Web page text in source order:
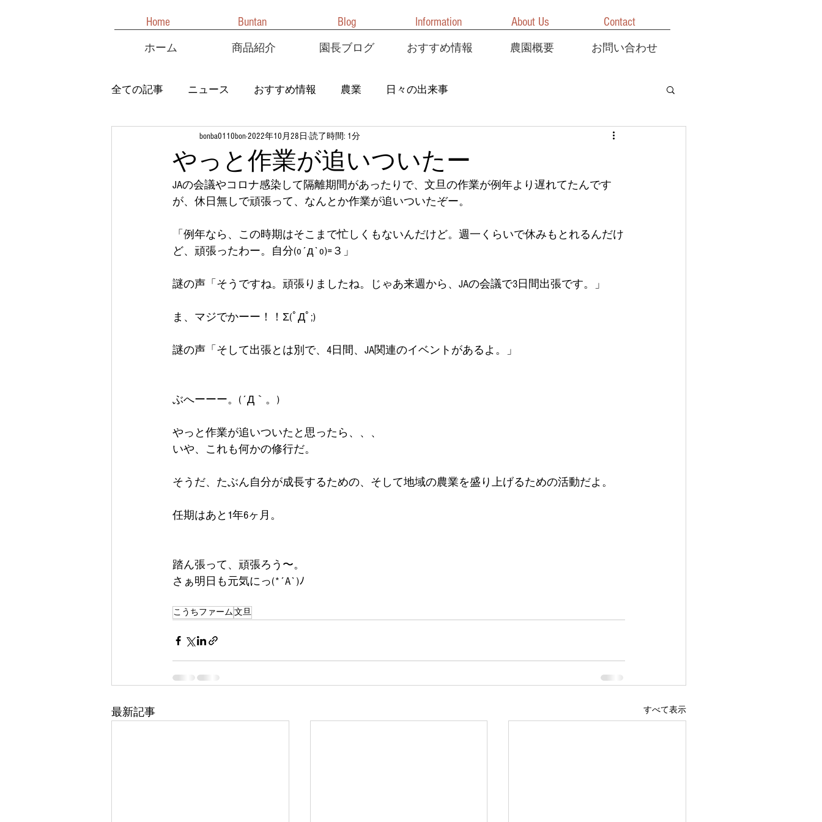
ホーム 商品紹介 園長ブログ おすすめ情報 農園概要 お問い合わせ
Home About Us
Information
Blog
Buntan Contact
全ての記事 ニュース おすすめ情報 農業 日々の出来事
やっと作業が追いついたー
bonba0110bon2022年10月28日 読了時間: 1分
JAの会議やコロナ感染して隔離期間があったりで、文旦の作業が例年より遅れてたんです
が、休日無しで頑張って、なんとか作業が追いついたぞー。
「例年なら、この時期はそこまで忙しくもないんだけど。週一くらいで休みもとれるんだけ
ど、頑張ったわー。自分(o´д`o)=３」
謎の声「そうですね。頑張りましたね。じゃあ来週から、JAの会議で3日間出張です。」
ま、マジでかーー！！Σ(ﾟДﾟ;)
謎の声「そして出張とは別で、4日間、JA関連のイベントがあるよ。」
ぶへーーー。(´Д｀。)
やっと作業が追いついたと思ったら、、、
いや、これも何かの修行だ。
そうだ、たぶん自分が成長するための、そして地域の農業を盛り上げるための活動だよ。
任期はあと1年6ヶ月。
踏ん張って、頑張ろう〜。
さぁ明日も元気にっ(*´A`)ﾉ
こうちファーム文旦
最新記事 すべて表示